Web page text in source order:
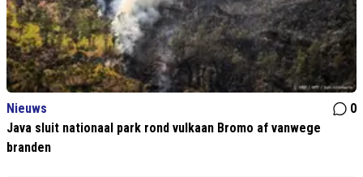
Nieuws
0
Java sluit nationaal park rond vulkaan Bromo af vanwege
branden